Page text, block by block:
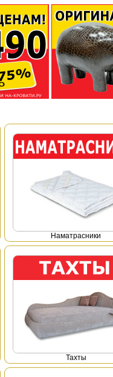
Наматрасники
Тахты